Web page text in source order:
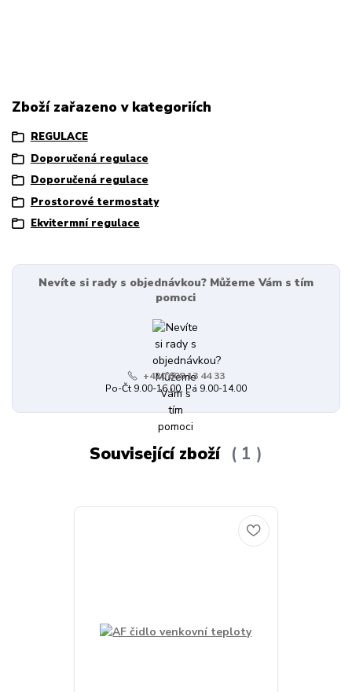
Zboží zařazeno v kategoriích
REGULACE
Doporučená regulace
Doporučená regulace
Prostorové termostaty
Ekvitermní regulace
Nevíte si rady s objednávkou? Můžeme Vám s tím
pomoci
+420 608 13 44 33
Po-Čt 9.00-16.00, Pá 9.00-14.00
Související zboží 1